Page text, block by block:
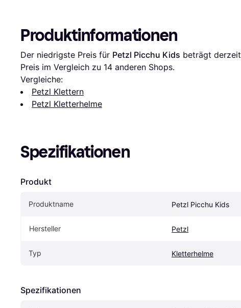
Produktinformationen
Der niedrigste Preis für Petzl Picchu Kids beträgt derzeit
Preis im Vergleich zu 14 anderen Shops.
Vergleiche:
Petzl Klettern
Petzl Kletterhelme
Spezifikationen
Produkt
Produktname Petzl Picchu Kids
Hersteller Petzl
Typ Kletterhelme
Spezifikationen